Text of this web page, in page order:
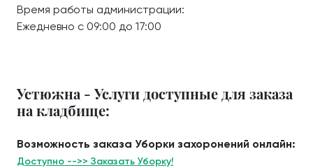
Время работы администрации:
Ежедневно с 09:00 до 17:00
Устюжна - Услуги доступные для заказа
на кладбище:
Возможность заказа Уборки захоронений онлайн:
Доступно -->> Заказать Уборку!